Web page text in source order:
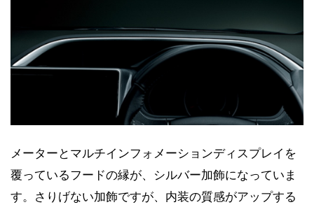
メーターとマルチインフォメーションディスプレイを
覆っているフードの縁が、シルバー加飾になっていま
す。さりげない加飾ですが、内装の質感がアップする